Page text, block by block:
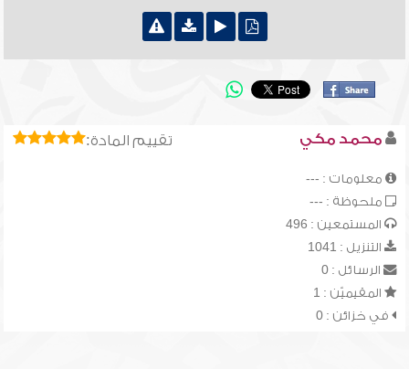
تقييم المادة: محمد مكي
معلومات : ---
ملحوظة : ---
المستمعين : 496
التنزيل : 1041
الرسائل : 0
المقيميّن : 1
في خزائن : 0